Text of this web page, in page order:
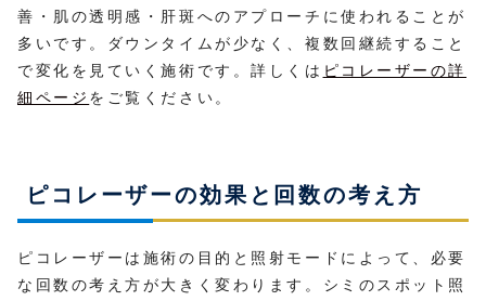
善・肌の透明感・肝斑へのアプローチに使われることが
多いです。ダウンタイムが少なく、複数回継続すること
で変化を見ていく施術です。詳しくは ピコレーザーの詳
細ページ をご覧ください。
ピコレーザーの効果と回数の考え方
ピコレーザーは施術の目的と照射モードによって、必要
な回数の考え方が大きく変わります。シミのスポット照